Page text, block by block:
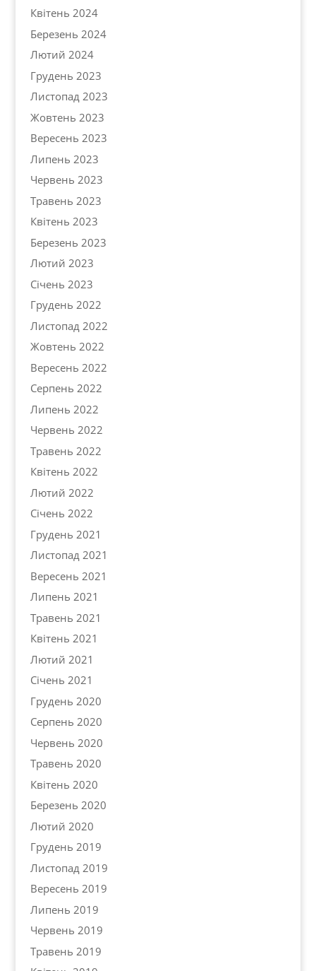
Квітень 2024
Березень 2024
Лютий 2024
Грудень 2023
Листопад 2023
Жовтень 2023
Вересень 2023
Липень 2023
Червень 2023
Травень 2023
Квітень 2023
Березень 2023
Лютий 2023
Січень 2023
Грудень 2022
Листопад 2022
Жовтень 2022
Вересень 2022
Серпень 2022
Липень 2022
Червень 2022
Травень 2022
Квітень 2022
Лютий 2022
Січень 2022
Грудень 2021
Листопад 2021
Вересень 2021
Липень 2021
Травень 2021
Квітень 2021
Лютий 2021
Січень 2021
Грудень 2020
Серпень 2020
Червень 2020
Травень 2020
Квітень 2020
Березень 2020
Лютий 2020
Грудень 2019
Листопад 2019
Вересень 2019
Липень 2019
Червень 2019
Травень 2019